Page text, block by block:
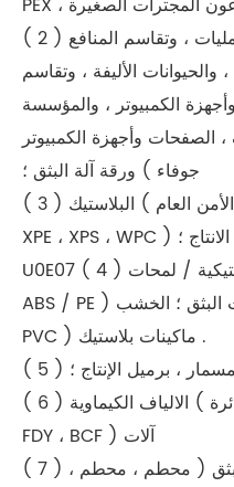
( 2 ) البلاستيك ( بي بي ، وتبسيط العمليات ، وتقاسم المنافع
والحيوانات الأليفة ، وتقاسم
الكمبيوتر ، والمؤسسة
الصفحات وأجهزة الكمبيوتر
جوفاء ) ورقة آلة البثق ؛
( 3 ) البلاستيك ( بولي كلوريد الفينيل ، شرطة الأمن العام ،
XPE ، XPS ، WPC ) رغوة المجلس ؛ ورقة البثق خط الانتاج ؛
U0E07 ( 4 ) أبواب بلاستيكية / لمحات ( PVC / PP / PC /
ABS / PE ) آلات البثق ؛ الخشب ( الخشب + بي بي / بي /
PVC ) ماكينات بلاستيك .
، برميل الإنتاج ؛
( 6 ) الالياف الكيماوية ( الدائرة ، PA6 ، الصفحات ، POY ،
FDY ، BCF ) آلات
( 7 ) مكونات البلاستيك معدات البثق ( محطم ، محطم ،